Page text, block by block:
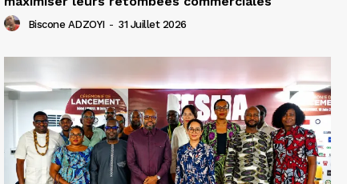
Biscone ADZOYI - 31 Juillet 2026